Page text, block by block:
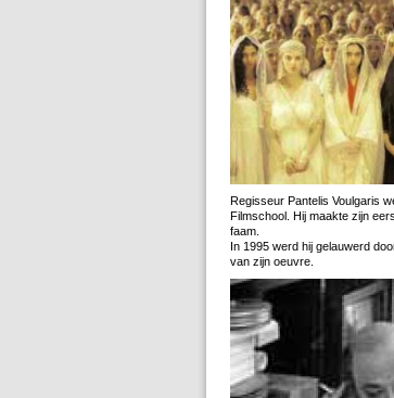
Regisseur Pantelis Voulgaris
Filmschool. Hij maakte zijn
faam.
In 1995 werd hij gelauwerd
van zijn oeuvre.